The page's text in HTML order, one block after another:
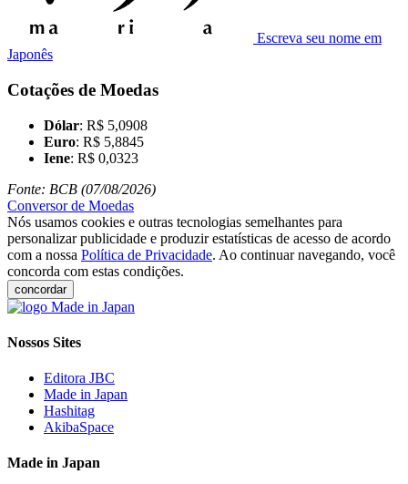
Escreva seu nome em
Japonês
Cotações de Moedas
Dólar: R$ 5,0908
Euro: R$ 5,8845
Iene: R$ 0,0323
Fonte: BCB (07/08/2026)
Conversor de Moedas
Nós usamos cookies e outras tecnologias semelhantes para
personalizar publicidade e produzir estatísticas de acesso de acordo
com a nossa Política de Privacidade. Ao continuar navegando, você
concorda com estas condições.
concordar
Nossos Sites
Editora JBC
Made in Japan
Hashitag
AkibaSpace
Made in Japan